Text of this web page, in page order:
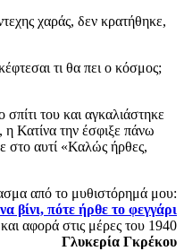
χαράς, δεν κρατήθηκε,
τι θα πει ο κόσμος;
του και αγκαλιάστηκε
η Κατίνα την έσφιξε πάνω
στο αυτί «Καλώς ήρθες,
από το μυθιστόρημά μου:
βίνι, πότε ήρθε το φεγγάρι
και αφορά στις μέρες του 1940
Γλυκερία Γκρέκου